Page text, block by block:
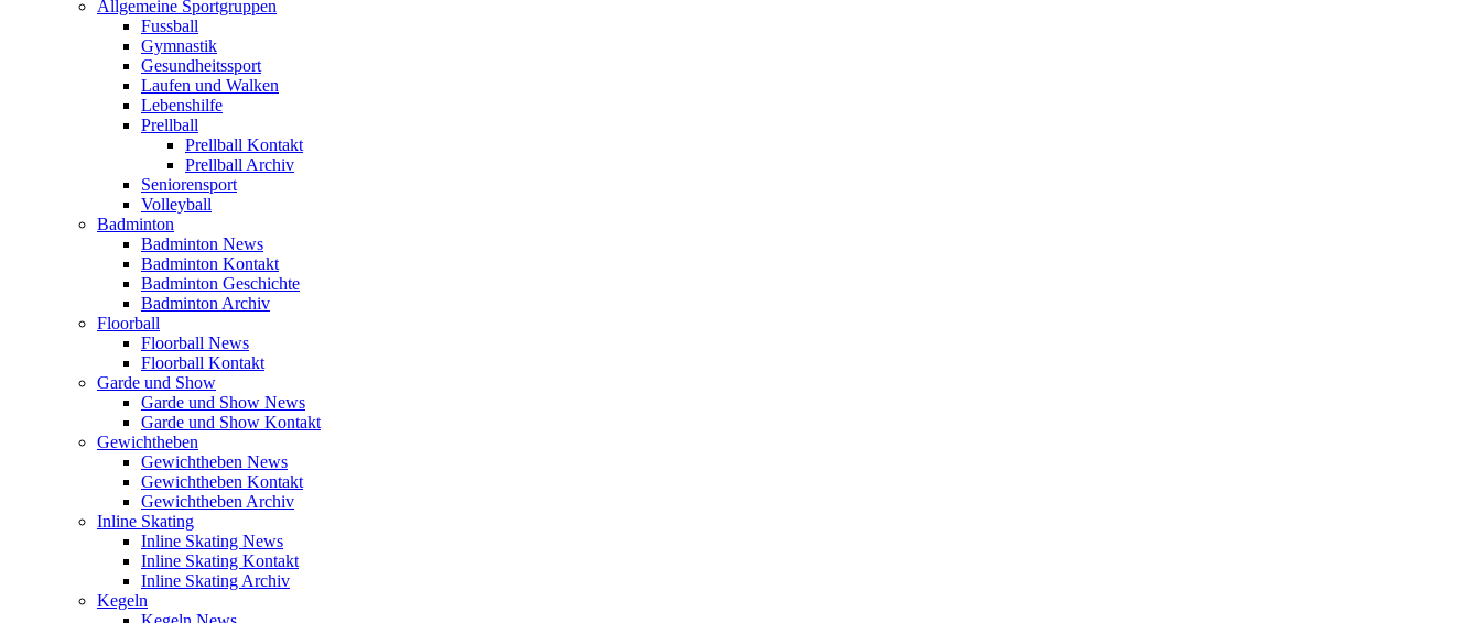
Allgemeine Sportgruppen
Fussball
Gymnastik
Gesundheitssport
Laufen und Walken
Lebenshilfe
Prellball
Prellball Kontakt
Prellball Archiv
Seniorensport
Volleyball
Badminton
Badminton News
Badminton Kontakt
Badminton Geschichte
Badminton Archiv
Floorball
Floorball News
Floorball Kontakt
Garde und Show
Garde und Show News
Garde und Show Kontakt
Gewichtheben
Gewichtheben News
Gewichtheben Kontakt
Gewichtheben Archiv
Inline Skating
Inline Skating News
Inline Skating Kontakt
Inline Skating Archiv
Kegeln